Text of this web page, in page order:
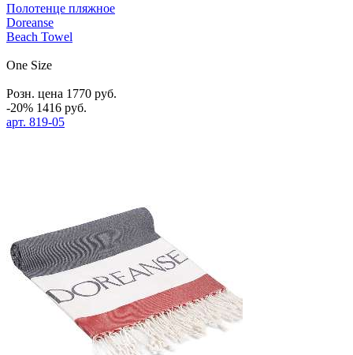
Полотенце пляжное
Doreanse
Beach Towel
One Size
Розн. цена 1770 руб.
-20% 1416 руб.
арт. 819-05